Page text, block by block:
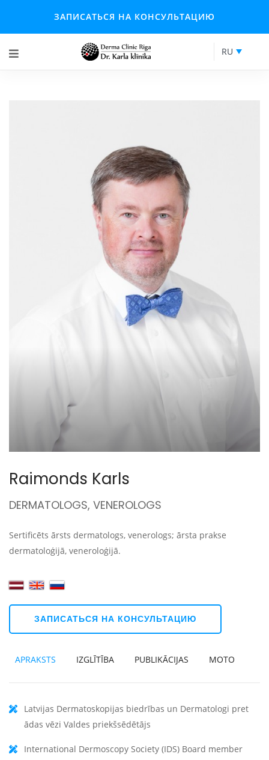
ЗАПИСАТЬСЯ НА КОНСУЛЬТАЦИЮ
RU
Raimonds Karls
DERMATOLOGS, VENEROLOGS
Sertificēts ārsts dermatologs, venerologs; ārsta prakse
dermatoloģijā, veneroloģijā.
ЗАПИСАТЬСЯ НА КОНСУЛЬТАЦИЮ
APRAKSTS IZGLĪTĪBA PUBLIKĀCIJAS MOTO
Latvijas Dermatoskopijas biedrības un Dermatologi pret
ādas vēzi Valdes priekšsēdētājs
International Dermoscopy Society (IDS) Board member